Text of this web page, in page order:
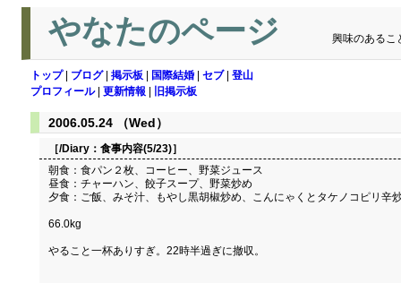
やなたのページ 興味のあるこ
トップ| ブログ| 掲示板 国際結婚 セブ| 登山
プロフィール| 更新情報 旧掲示板
2006.05.24 （Wed）
［/Diary： 食事内容(5/23)］
朝食：食パン２枚、コーヒー、野菜ジュース
昼食：チャーハン、餃子スープ、野菜炒め
夕食：ご飯、みそ汁、もやし黒胡椒炒め、こんにゃくとタケノコピリ辛
66.0kg
やること一杯ありすぎ。22時半過ぎに撤収。